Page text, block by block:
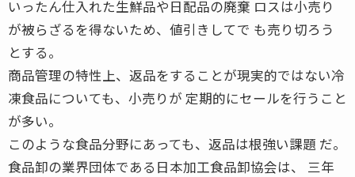
いったん仕入れた生鮮品や日配品の廃棄 ロスは小売り
が被らざるを得ないため、値引きしてで も売り切ろう
とする。
商品管理の特性上、返品をすることが現実的ではない冷
凍食品についても、小売りが 定期的にセールを行うこと
が多い。
このような食品分野にあっても、返品は根強い課題 だ。
食品卸の業界団体である日本加工食品卸協会は、 三年